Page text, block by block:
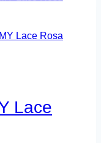
Lace